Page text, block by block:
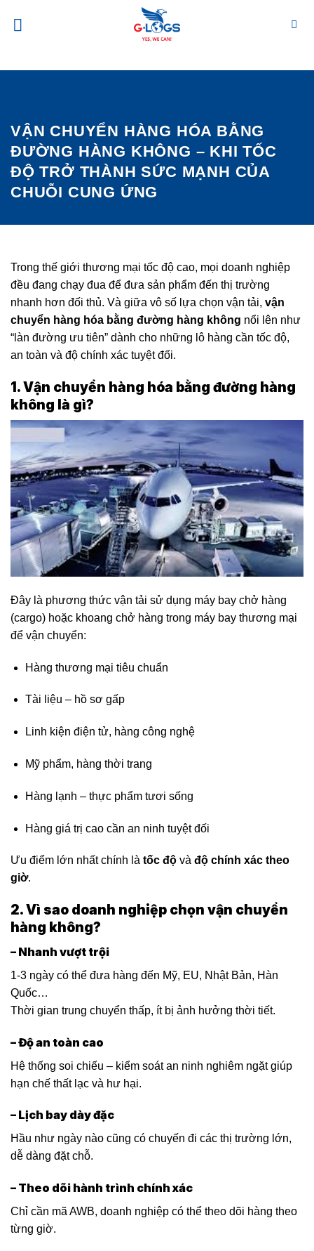
VẬN CHUYỂN HÀNG HÓA BẰNG
ĐƯỜNG HÀNG KHÔNG – KHI TỐC
ĐỘ TRỞ THÀNH SỨC MẠNH CỦA
CHUỖI CUNG ỨNG
Trong thế giới thương mại tốc độ cao, mọi doanh nghiệp
đều đang chạy đua để đưa sản phẩm đến thị trường
nhanh hơn đối thủ. Và giữa vô số lựa chọn vận tải, vận
chuyển hàng hóa bằng đường hàng không nổi lên như
“làn đường ưu tiên” dành cho những lô hàng cần tốc độ,
an toàn và độ chính xác tuyệt đối.
1. Vận chuyển hàng hóa bằng đường hàng
không là gì?
Đây là phương thức vận tải sử dụng máy bay chở hàng
(cargo) hoặc khoang chở hàng trong máy bay thương mại
để vận chuyển:
Hàng thương mại tiêu chuẩn
Tài liệu – hồ sơ gấp
Linh kiện điện tử, hàng công nghệ
Mỹ phẩm, hàng thời trang
Hàng lạnh – thực phẩm tươi sống
Hàng giá trị cao cần an ninh tuyệt đối
Ưu điểm lớn nhất chính là tốc độ và độ chính xác theo
giờ.
2. Vì sao doanh nghiệp chọn vận chuyển
hàng không?
– Nhanh vượt trội
1-3 ngày có thể đưa hàng đến Mỹ, EU, Nhật Bản, Hàn
Quốc…
Thời gian trung chuyển thấp, ít bị ảnh hưởng thời tiết.
– Độ an toàn cao
Hệ thống soi chiếu – kiểm soát an ninh nghiêm ngặt giúp
hạn chế thất lạc và hư hại.
– Lịch bay dày đặc
Hầu như ngày nào cũng có chuyến đi các thị trường lớn,
dễ dàng đặt chỗ.
– Theo dõi hành trình chính xác
Chỉ cần mã AWB, doanh nghiệp có thể theo dõi hàng theo
từng giờ.